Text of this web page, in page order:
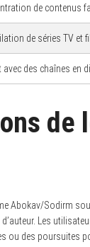
de contenus
de séries TV et
avec des chaînes en
Abokav/Sodirm
Les
ou des poursuites